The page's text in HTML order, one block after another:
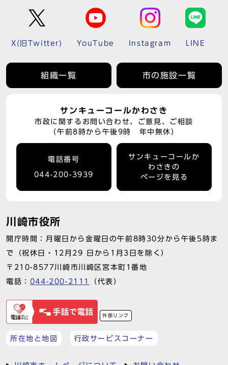
X(旧Twitter) YouTube Instagram LINE
組織一覧 市の施設一覧
サンキューコールかわさき
市政に関するお問い合わせ、ご意見、ご相談
（午前8時から午後9時 年中無休）
電話番号
044-200-3939
サンキューコールか
わさきの
ページを見る
川崎市役所
開庁時間：月曜日から金曜日の午前8時30分から午後5時ま
で（祝休日・12月29 日から1月3日を除く）
〒210-8577川崎市川崎区宮本町1番地
電話： 044-200-2111 （代表）
外部リンク
所在地と地図 行政サービスコーナー